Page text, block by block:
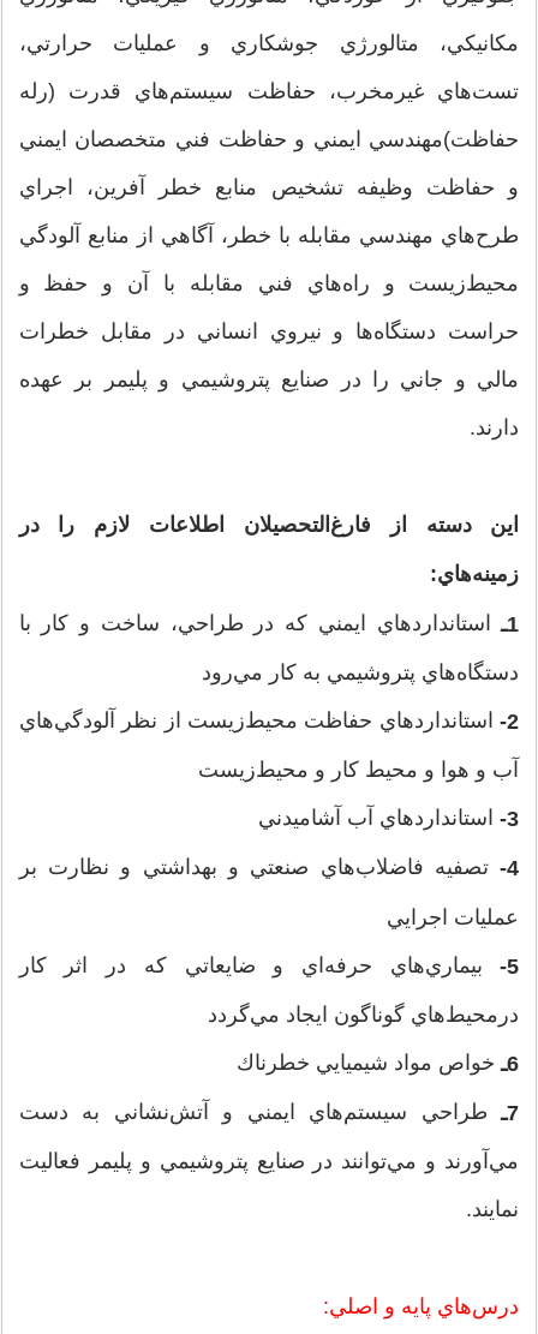
مكانيكي، متالورژي جوشكاري و عمليات حرارتي،
تست‌هاي غيرمخرب، حفاظت سيستم‌هاي قدرت (رله
حفاظت)مهندسي ايمني و حفاظت فني متخصصان ايمني
و حفاظت وظيفه تشخيص منابع خطر آفرين، اجراي
طرح‌هاي مهندسي مقابله با خطر، آگاهي از منابع آلودگي
محيط‌زيست و راه‌هاي فني مقابله با آن و حفظ و
حراست دستگاه‌ها و نيروي انساني در مقابل خطرات
مالي و جاني را در صنايع پتروشيمي و پليمر بر عهده
دارند.
اين دسته از فارغ‌التحصيلان اطلاعات لازم را در
زمينه‌هاي:
1ـ استانداردهاي ايمني كه در طراحي، ساخت و كار با
دستگاه‌هاي پتروشيمي به كار مي‌رود
2- استانداردهاي حفاظت محيط‌زيست از نظر آلودگي‌هاي
آب و هوا و محيط كار و محيط‌زيست
3- استانداردهاي آب آشاميدني
4- تصفيه فاضلاب‌هاي صنعتي و بهداشتي و نظارت بر
عمليات اجرايي
5- بيماري‌هاي حرفه‌اي و ضايعاتي كه در اثر كار
درمحيط‌هاي گوناگون ايجاد مي‌گردد
6ـ خواص مواد شيميايي خطرناك
7ـ طراحي سيستم‌هاي ايمني و آتش‌نشاني به دست
مي‌آورند و مي‌توانند در صنايع پتروشيمي و پليمر فعاليت
نمايند.
درس‌هاي پايه و اصلي: